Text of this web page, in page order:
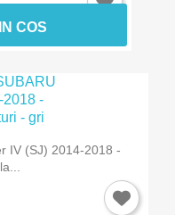
COS
IV (SJ) 2014-2018 -